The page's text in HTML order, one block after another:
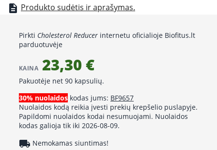
Klaipėda, Mokyklos g. 13
Elektrėnai, Taikos g. 4
Sasnava, Žaliosios g. 2-5
Seirijai, Vytauto g. 15
Šakiai, V. Kudirkos g. 48
Šiauliai, Lyros g. 13
Šiauliai, Vilniaus g. 208
Venta, Žemaičių g. 31
Vilnius, Žolyno g. 2A
Vilnius, Kęstučio g. 9
description Produkto sudėtis ir aprašymas.
Pirkti Cholesterol Reducer internetu oficialioje Biofitus.lt
parduotuvėje
KAINA 23,30 €
Pakuotėje net 90 kapsulių.
30% nuolaidos kodas jums: BF9657
Nuolaidos kodą reikia įvesti prekių krepšelio puslapyje.
Papildomi nuolaidos kodai nesumuojami. Nuolaidos
kodas galioja tik iki 2026-08-09.
local_shipping Nemokamas siuntimas!